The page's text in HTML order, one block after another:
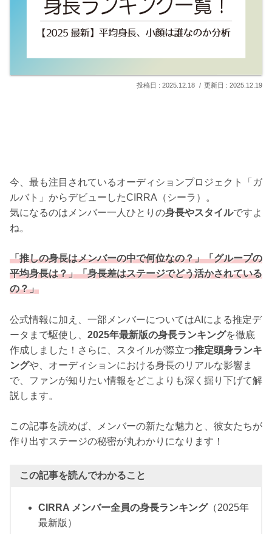
2025.12.18 2025.12.19
今、最も注目されているオーディションプロジェクト「ガ
ルバト」からデビューしたCIRRA（シーラ）。
気になるのはメンバー一人ひとりの身長やスタイルですよ
ね。
「推しの身長はメンバーの中で何位なの？」「グループの
平均身長は？」「身長差はステージでどう活かされている
の？」
公式情報に加え、一部メンバーについてはAIによる推定デ
ータまで駆使し、 2025年最新版の身長ランキングを徹底
作成しました！さらに、スタイルが際立つ推定頭身ランキ
ングや、オーディションにおける身長のリアルな影響ま
で、ファンが知りたい情報をどこよりも深く掘り下げて解
説します。
この記事を読めば、メンバーの新たな魅力と、彼女たちが
作り出すステージの秘密が丸わかりになります！
この記事を読んでわかること
CIRRA メンバー全員の身長ランキング（2025年
最新版）